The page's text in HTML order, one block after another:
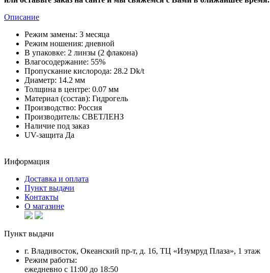
Описание
Режим замены: 3 месяца
Режим ношения: дневной
В упаковке: 2 линзы (2 флакона)
Влагосодержание: 55%
Пропускание кислорода: 28.2 Dk/t
Диаметр: 14.2 мм
Толщина в центре: 0.07 мм
Материал (состав): Гидрогель
Производство: Россия
Производитель: СВЕТЛЕНЗ
Наличие под заказ
UV-защита Да
Информация
Доставка и оплата
Пункт выдачи
Контакты
О магазине
Пункт выдачи
г. Владивосток, Океанский пр-т, д. 16, ТЦ «Изумруд Плаза», 1 этаж
Режим работы:
ежедневно с 11:00 до 18:50